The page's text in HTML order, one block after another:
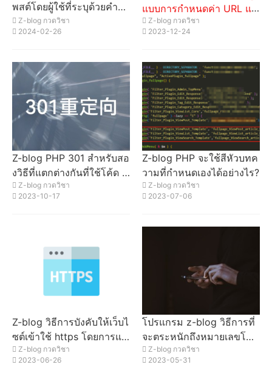
พสต์โดยผู้ใช้ที่ระบุด้วยคําสั่ง
sqlZ-blog กวดวิชา
2024-02-26
แบบการกําหนดค่า URL แบ
บคงที่ (เว็บไซต์นี้ใช้)
Z-blog กวดวิชา
2023-12-24
Z-blog PHP 301 สําหรับสอ
งวิธีที่แตกต่างกันที่ใช้โค้ด P
HPZ-blog กวดวิชา
2023-10-17
Z-blog PHP จะใช้สีหัวบทค
วามที่กําหนดเองได้อย่างไร?
Z-blog กวดวิชา
2023-07-06
Z-blog วิธีการบังคับให้เว็บไ
ซต์เข้าใช้ https โดยการแก้
ไขโปรไฟล์แบบคงที่
Z-blog กวดวิชา
2023-06-26
โปรแกรม z-blog วิธีการที่
จะตระหนักถึงหมายเลขโทร
ศัพท์มือถือ + เข้าสู่ระบบ
Z-blog กวดวิชา
2023-05-31